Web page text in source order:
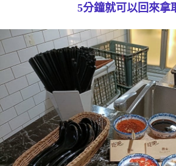
5分鐘就可以回來拿